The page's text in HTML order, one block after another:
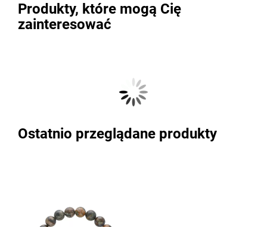
Produkty, które mogą Cię
zainteresować
Ostatnio przeglądane produkty